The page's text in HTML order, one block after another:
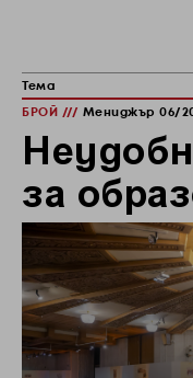
Тема
БРОЙ /// Мениджър 06/
за